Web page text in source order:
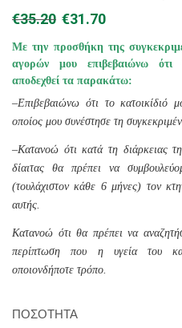
€35.20 Original
price
was:
€35.20.
€31.70Η
τρέχουσα
τιμή
είναι:
€31.70.
Με την προσθήκη της
αγορών μου επιβεβαιώνω ότι
αποδεχθεί τα παρακάτω:
–Επιβεβαιώνω ότι το κατοικίδιό
οποίος μου συνέστησε τη
–Κατανοώ ότι κατά τη διάρκειας
δίαιτας θα πρέπει να
(τουλάχιστον κάθε 6 μήνες) τον
αυτής.
Κατανοώ ότι θα πρέπει να
περίπτωση που η υγεία του
οποιονδήποτε τρόπο.
ΠΟΣΟΤΗΤΑ